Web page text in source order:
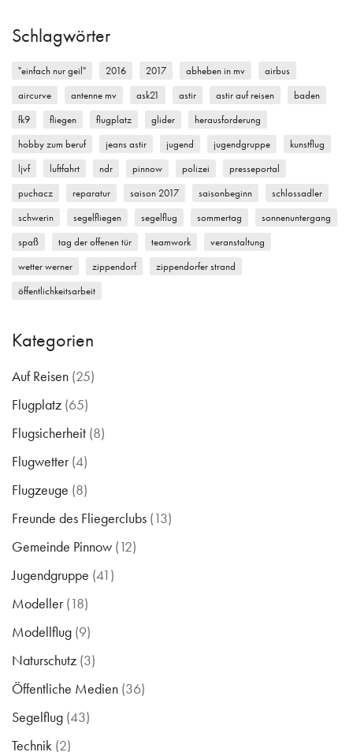
Schlagwörter
"einfach nur geil" 2016 2017 abheben in mv
airbus
aircurve
antenne mv ask21 astir astir auf reisen
baden
fk9
fliegen flugplatz glider
herausforderung
hobby zum beruf
jeans astir jugend jugendgruppe
kunstflug
ljvf
luftfahrt ndr pinnow polizei
presseportal
puchacz
reparatur saison 2017 saisonbeginn
schlossadler
schwerin
segelfliegen segelflug sommertag
sonnenuntergang
spaß
tag der offenen tür teamwork
veranstaltung
wetter werner
zippendorf
zippendorfer strand
öffentlichkeitsarbeit
Kategorien
Auf Reisen (25)
Flugplatz (65)
Flugsicherheit (8)
Flugwetter(4)
Flugzeuge (8)
Freunde des Fliegerclubs (13)
Gemeinde Pinnow (12)
Jugendgruppe (41)
Modeller(18)
Modellflug (9)
Naturschutz (3)
Öffentliche Medien (36)
Segelflug (43)
Technik (2)